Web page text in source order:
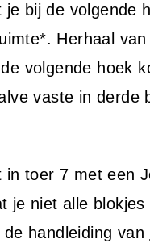
bij de volgende
Herhaal
volgende hoek
vaste in derde
toer 7 met een
je niet alle blokjes
handleiding van